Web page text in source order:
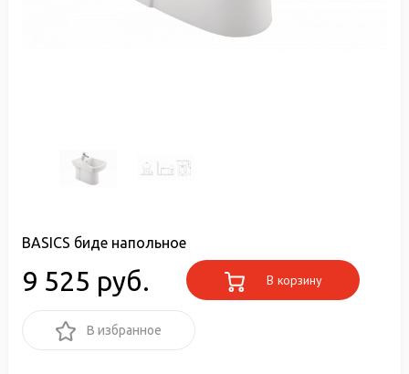
BASICS биде напольное
9 525 руб. В корзину
В избранное